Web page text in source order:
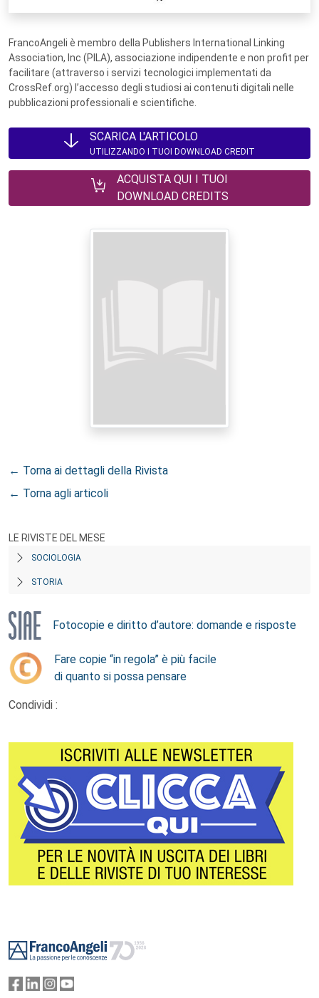
FrancoAngeli è membro della Publishers International Linking
Association, Inc (PILA), associazione indipendente e non profit per
facilitare (attraverso i servizi tecnologici implementati da
CrossRef.org) l’accesso degli studiosi ai contenuti digitali nelle
pubblicazioni professionali e scientifiche.
SCARICA L'ARTICOLO
UTILIZZANDO I TUOI DOWNLOAD CREDIT
ACQUISTA QUI I TUOI
DOWNLOAD CREDITS
← Torna ai dettagli della Rivista
← Torna agli articoli
LE RIVISTE DEL MESE
SOCIOLOGIA
STORIA
Fotocopie e diritto d’autore: domande e risposte
Fare copie “in regola” è più facile
di quanto si possa pensare
Condividi :